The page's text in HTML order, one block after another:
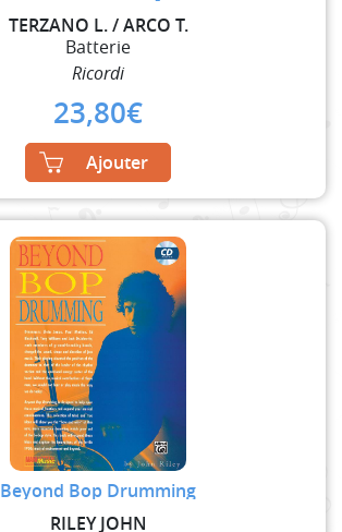
TERZANO L. / ARCO T.
Batterie
Ricordi
23,80€
Ajouter
Beyond Bop Drumming
RILEY JOHN